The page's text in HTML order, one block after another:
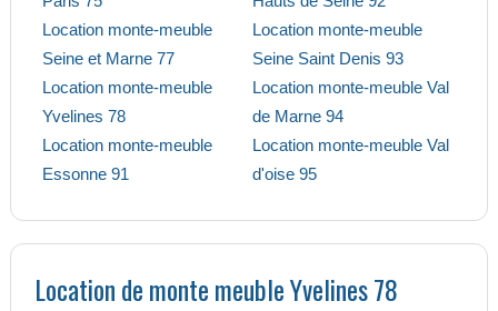
Location monte-meuble
Seine et Marne 77
Location monte-meuble
Yvelines 78
Location monte-meuble
Essonne 91
Location monte-meuble
Seine Saint Denis 93
Location monte-meuble Val
de Marne 94
Location monte-meuble Val
d'oise 95
Location de monte meuble Yvelines 78